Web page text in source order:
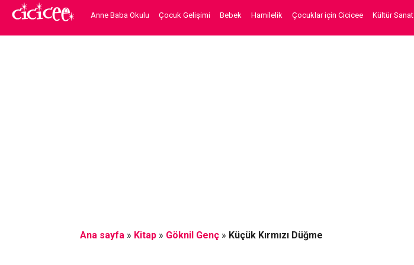
Anne Baba Okulu Çocuk Gelişimi Bebek Hamilelik Çocuklar için Cicicee Kültür Sanat
Ana sayfa» Kitap» Göknil Genç» Küçük Kırmızı Düğme